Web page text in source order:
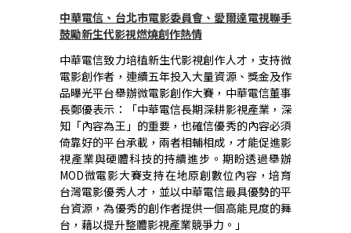
中華電信、台北市電影委員會、愛爾達電視聯手
鼓勵新生代影視燃燒創作熱情
中華電信致力培植新生代影視創作人才，支持微
電影創作者，連續五年投入大量資源、獎金及作
品曝光平台舉辦微電影創作大賽，中華電信董事
長鄭優表示：「中華電信長期深耕影視產業，深
知「內容為王」的重要，也確信優秀的內容必須
倚靠好的平台承載，兩者相輔相成，才能促進影
視產業與硬體科技的持續進步。期盼透過舉辦
MOD微電影大賽支持在地原創數位內容，培育
台灣電影優秀人才，並以中華電信最具優勢的平
台資源，為優秀的創作者提供一個高能見度的舞
台，藉以提升整體影視產業競爭力。」